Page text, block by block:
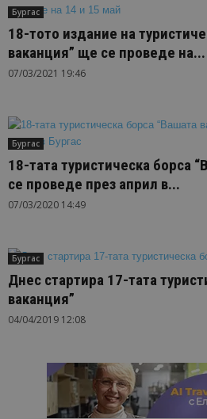
Бургас
18-тото издание на
ваканция” ще се проведе на...
07/03/2021 19:46
Бургас
18-тата туристическа борса
се проведе през април в...
07/03/2020 14:49
Бургас
Днес стартира 17-тата
ваканция”
04/04/2019 12:08